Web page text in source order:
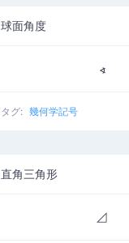
球面角度
∢
タグ: 幾何学記号
直角三角形
⊿